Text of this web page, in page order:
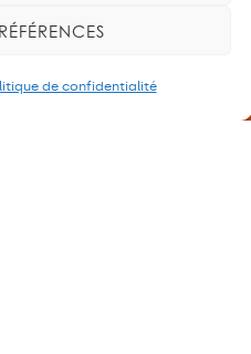
de confidentialité